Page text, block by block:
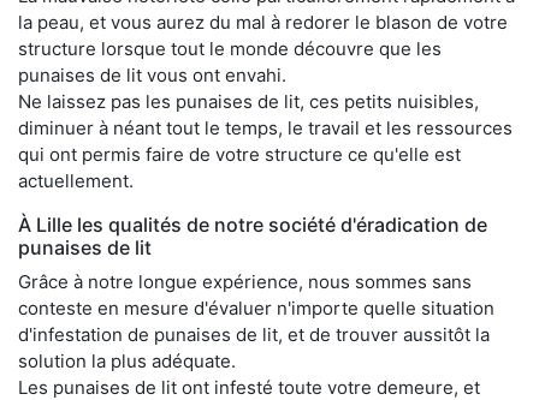
la peau, et vous aurez du mal à redorer le blason de votre
structure lorsque tout le monde découvre que les
punaises de lit vous ont envahi.
Ne laissez pas les punaises de lit, ces petits nuisibles,
diminuer à néant tout le temps, le travail et les ressources
qui ont permis faire de votre structure ce qu'elle est
actuellement.
À Lille les qualités de notre société d'éradication de
punaises de lit
Grâce à notre longue expérience, nous sommes sans
conteste en mesure d'évaluer n'importe quelle situation
d'infestation de punaises de lit, et de trouver aussitôt la
solution la plus adéquate.
Les punaises de lit ont infesté toute votre demeure, et